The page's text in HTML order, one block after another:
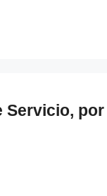
Servicio, por